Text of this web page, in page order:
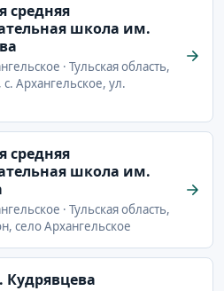
средняя
школа им.
· Тульская область,
Архангельское, ул.
средняя
школа им.
· Тульская область,
село Архангельское